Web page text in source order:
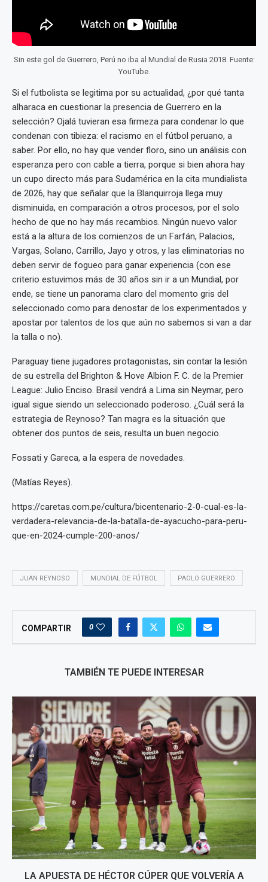
Sin este gol de Guerrero, Perú no iba al Mundial de Rusia 2018. Fuente:
YouTube.
Si el futbolista se legitima por su actualidad, ¿por qué tanta
alharaca en cuestionar la presencia de Guerrero en la
selección? Ojalá tuvieran esa firmeza para condenar lo que
condenan con tibieza: el racismo en el fútbol peruano, a
saber. Por ello, no hay que vender floro, sino un análisis con
esperanza pero con cable a tierra, porque si bien ahora hay
un cupo directo más para Sudamérica en la cita mundialista
de 2026, hay que señalar que la Blanquirroja llega muy
disminuida, en comparación a otros procesos, por el solo
hecho de que no hay más recambios. Ningún nuevo valor
está a la altura de los comienzos de un Farfán, Palacios,
Vargas, Solano, Carrillo, Jayo y otros, y las eliminatorias no
deben servir de fogueo para ganar experiencia (con ese
criterio estuvimos más de 30 años sin ir a un Mundial, por
ende, se tiene un panorama claro del momento gris del
seleccionado como para denostar de los experimentados y
apostar por talentos de los que aún no sabemos si van a dar
la talla o no).
Paraguay tiene jugadores protagonistas, sin contar la lesión
de su estrella del Brighton & Hove Albion F. C. de la Premier
League: Julio Enciso. Brasil vendrá a Lima sin Neymar, pero
igual sigue siendo un seleccionado poderoso. ¿Cuál será la
estrategia de Reynoso? Tan magra es la situación que
obtener dos puntos de seis, resulta un buen negocio.
Fossati y Gareca, a la espera de novedades.
(Matías Reyes).
https://caretas.com.pe/cultura/bicentenario-2-0-cual-es-la-
verdadera-relevancia-de-la-batalla-de-ayacucho-para-peru-
que-en-2024-cumple-200-anos/
JUAN REYNOSO MUNDIAL DE FÚTBOL PAOLO GUERRERO
COMPARTIR 0
TAMBIÉN TE PUEDE INTERESAR
LA APUESTA DE HÉCTOR CÚPER QUE VOLVERÍA A